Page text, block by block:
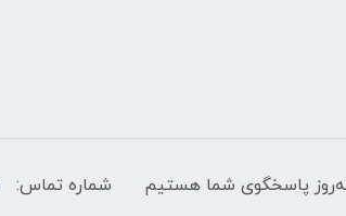
شماره تماس: